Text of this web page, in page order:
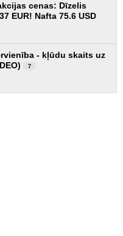
cenas: Dīzelis
EUR! Nafta 75.6 USD
- kļūdu skaits uz
7